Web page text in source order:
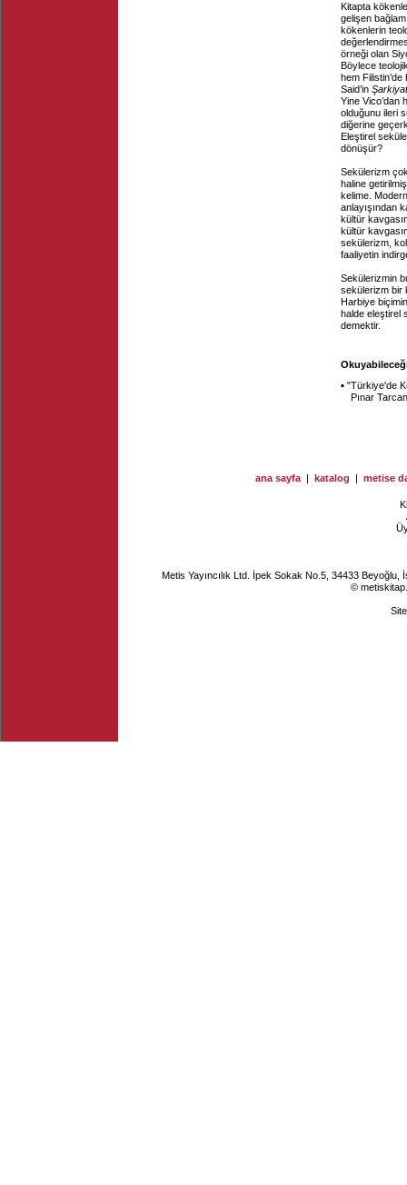
Kitapta
gelişen
kökenlerin
örneği olan
Böylece
hem
Said’in
Yine Vico’dan
olduğunu ileri
diğerine
Eleştirel
dönüşür?
Sekülerizm
haline
kelime.
anlayışından
kültür
kültür
sekülerizm,
faaliyetin
Sekülerizmin
sekülerizm bir
Harbiye
halde eleştirel
demektir.
▪ "Türkiye'de
Pınar
ana sayfa | katalog | metise
Metis Yayıncılık Ltd. İpek Sokak No.5, 34433
©